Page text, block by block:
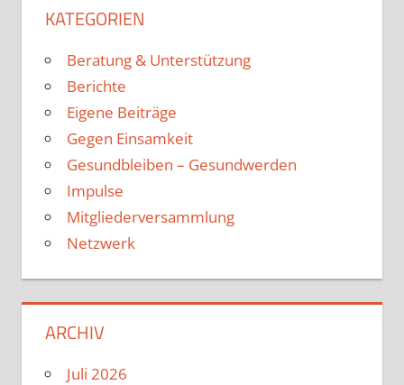
KATEGORIEN
Beratung & Unterstützung
Berichte
Eigene Beiträge
Gegen Einsamkeit
Gesundbleiben – Gesundwerden
Impulse
Mitgliederversammlung
Netzwerk
ARCHIV
Juli 2026